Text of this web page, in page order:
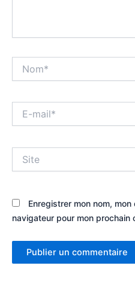
mail*
Enregistrer mon nom,
navigateur pour mon prochain